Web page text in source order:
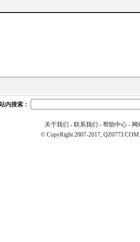
内搜索：
关于我们 - 联系我们 - 帮助中心 - 网
© CopyRight 2007-2017,